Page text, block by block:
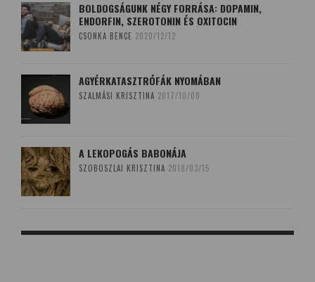
BOLDOGSÁGUNK NÉGY FORRÁSA: DOPAMIN,
ENDORFIN, SZEROTONIN ÉS OXITOCIN
CSONKA BENCE 2020/12/12
AGYÉRKATASZTRÓFÁK NYOMÁBAN
SZALMÁSI KRISZTINA 2017/10/08
A LEKOPOGÁS BABONÁJA
SZOBOSZLAI KRISZTINA 2018/03/15